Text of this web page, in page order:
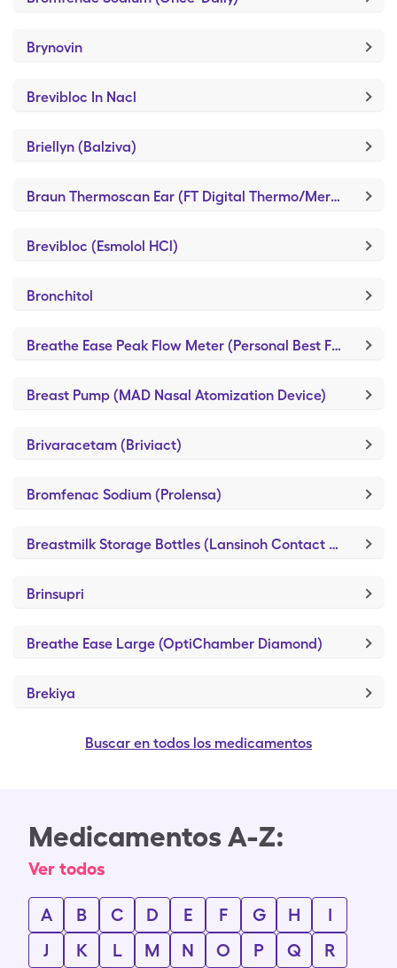
Brynovin
Brevibloc In Nacl
Briellyn (Balziva)
Braun Thermoscan Ear (FT Digital Thermo/Mercury Free)
Brevibloc (Esmolol HCl)
Bronchitol
Breathe Ease Peak Flow Meter (Personal Best Full Range)
Breast Pump (MAD Nasal Atomization Device)
Brivaracetam (Briviact)
Bromfenac Sodium (Prolensa)
Breastmilk Storage Bottles (Lansinoh Contact Nipple Shield)
Brinsupri
Breathe Ease Large (OptiChamber Diamond)
Brekiya
Buscar en todos los medicamentos
Medicamentos A-Z:
Ver todos
A B C D E F G H
I
J
K L M N O P Q
R